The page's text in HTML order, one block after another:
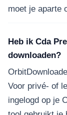
moet je aparte
Heb ik Cda
downloaden?
Voor privé- of
ingelogd op je